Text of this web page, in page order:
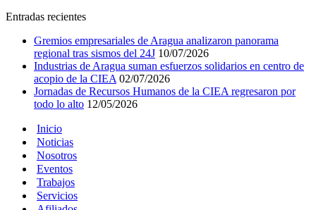
Entradas recientes
Gremios empresariales de Aragua analizaron panorama
regional tras sismos del 24J 10/07/2026
Industrias de Aragua suman esfuerzos solidarios en centro de
acopio de la CIEA 02/07/2026
Jornadas de Recursos Humanos de la CIEA regresaron por
todo lo alto 12/05/2026
Inicio
Noticias
Nosotros
Eventos
Trabajos
Servicios